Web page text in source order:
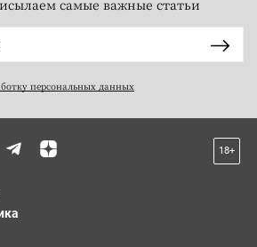
самые важные статьи
персональных данных
18+